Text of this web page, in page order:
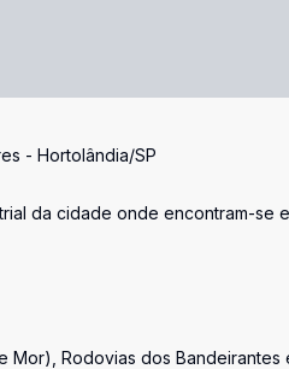
- Hortolândia/SP
da cidade onde encontram-se
Mor), Rodovias dos